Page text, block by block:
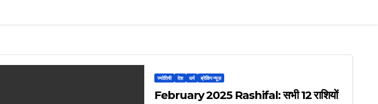
ज्योतिषी देश धर्म ब्रेकिंग न्यूज़
February 2025 Rashifal: सभी 12 राशियों